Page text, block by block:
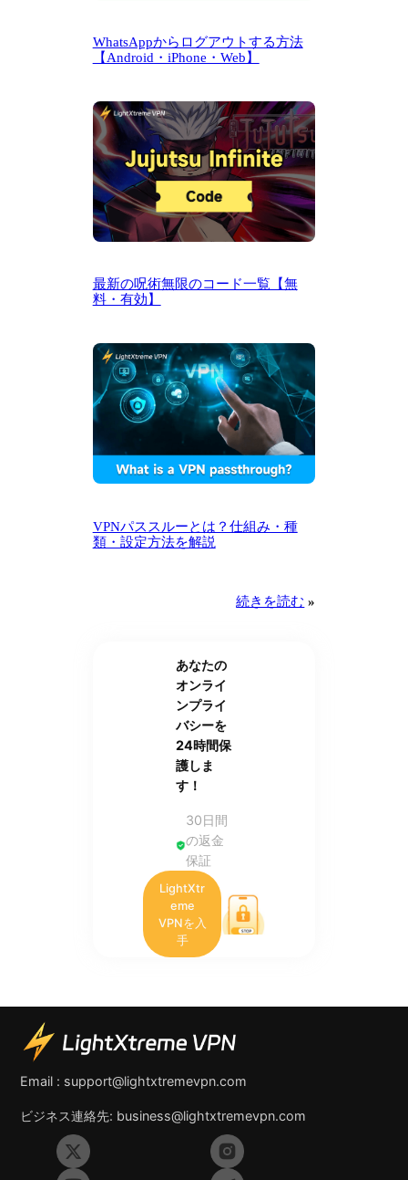
WhatsAppからログアウトする方法
【Android・iPhone・Web】
最新の呪術無限のコード一覧【無
料・有効】
VPNパススルーとは？仕組み・種
類・設定方法を解説
続きを読む »
あなたの
オンライ
ンプライ
バシーを
24時間保
護しま
す！
30日間
の返金
保証
LightXtr
eme
VPNを入
手
Email : support@lightxtremevpn.com
ビジネス連絡先: business@lightxtremevpn.com